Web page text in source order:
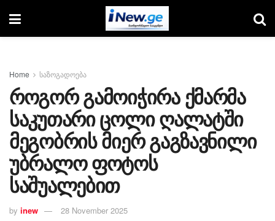
Home საზოგადოება
როგორ გამოიჭირა ქმარმა
საკუთარი ცოლი ღალატში
მეგობრის მიერ გაგზავნილი
უბრალო ფოტოს
საშუალებით
by inew 28 November 2025